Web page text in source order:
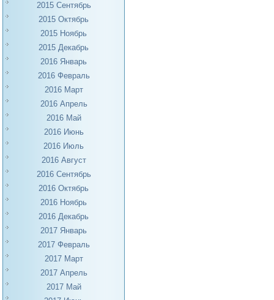
2015 Сентябрь
2015 Октябрь
2015 Ноябрь
2015 Декабрь
2016 Январь
2016 Февраль
2016 Март
2016 Апрель
2016 Май
2016 Июнь
2016 Июль
2016 Август
2016 Сентябрь
2016 Октябрь
2016 Ноябрь
2016 Декабрь
2017 Январь
2017 Февраль
2017 Март
2017 Апрель
2017 Май